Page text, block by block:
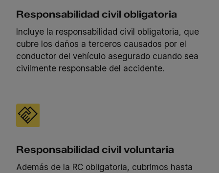
Responsabilidad civil obligatoria
Incluye la responsabilidad civil obligatoria, que
cubre los daños a terceros causados por el
conductor del vehículo asegurado cuando sea
civilmente responsable del accidente.
Responsabilidad civil voluntaria
Además de la RC obligatoria, cubrimos hasta